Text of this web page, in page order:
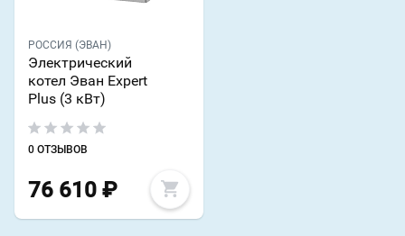
РОССИЯ (ЭВАН)
Электрический
котел Эван Expert
Plus (3 кВт)
0 ОТЗЫВОВ
76 610 ₽